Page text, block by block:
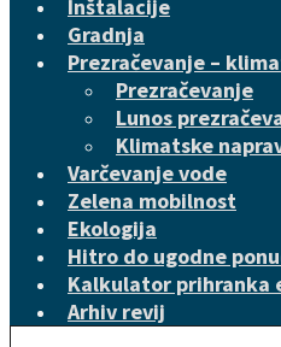
Inštalacije
Gradnja
Prezračevanje –
Prezračevanje
Lunos
Klimatske
Varčevanje vode
Zelena mobilnost
Ekologija
Hitro do ugodne
Kalkulator prihranka
Arhiv revij